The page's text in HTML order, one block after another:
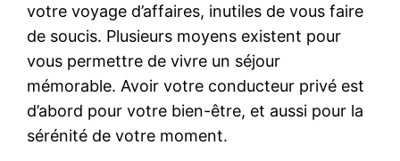
votre voyage d’affaires, inutiles de vous faire
de soucis. Plusieurs moyens existent pour
vous permettre de vivre un séjour
mémorable. Avoir votre conducteur privé est
d’abord pour votre bien-être, et aussi pour la
sérénité de votre moment.